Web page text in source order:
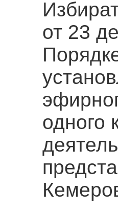
от 23
одного